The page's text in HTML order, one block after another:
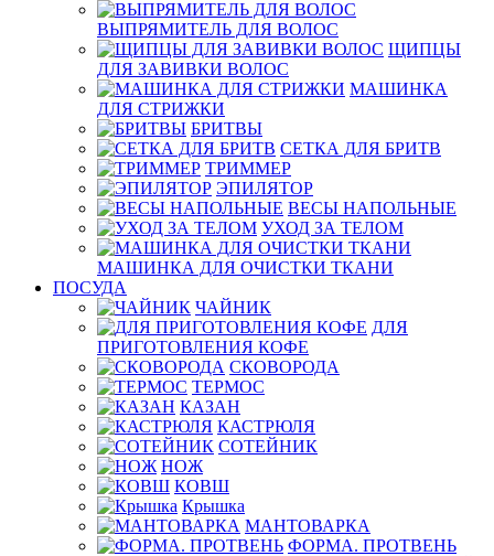
ВЫПРЯМИТЕЛЬ ДЛЯ ВОЛОС
ЩИПЦЫ
ДЛЯ ЗАВИВКИ ВОЛОС
МАШИНКА
ДЛЯ СТРИЖКИ
БРИТВЫ
СЕТКА ДЛЯ БРИТВ
ТРИММЕР
ЭПИЛЯТОР
ВЕСЫ НАПОЛЬНЫЕ
УХОД ЗА ТЕЛОМ
МАШИНКА ДЛЯ ОЧИСТКИ ТКАНИ
ПОСУДА
ЧАЙНИК
ДЛЯ
ПРИГОТОВЛЕНИЯ КОФЕ
СКОВОРОДА
ТЕРМОС
КАЗАН
КАСТРЮЛЯ
СОТЕЙНИК
НОЖ
КОВШ
Крышка
МАНТОВАРКА
ФОРМА. ПРОТВЕНЬ